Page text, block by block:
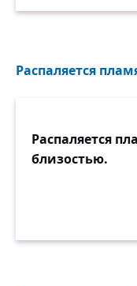
Распаляется
Распаляется
близостью.